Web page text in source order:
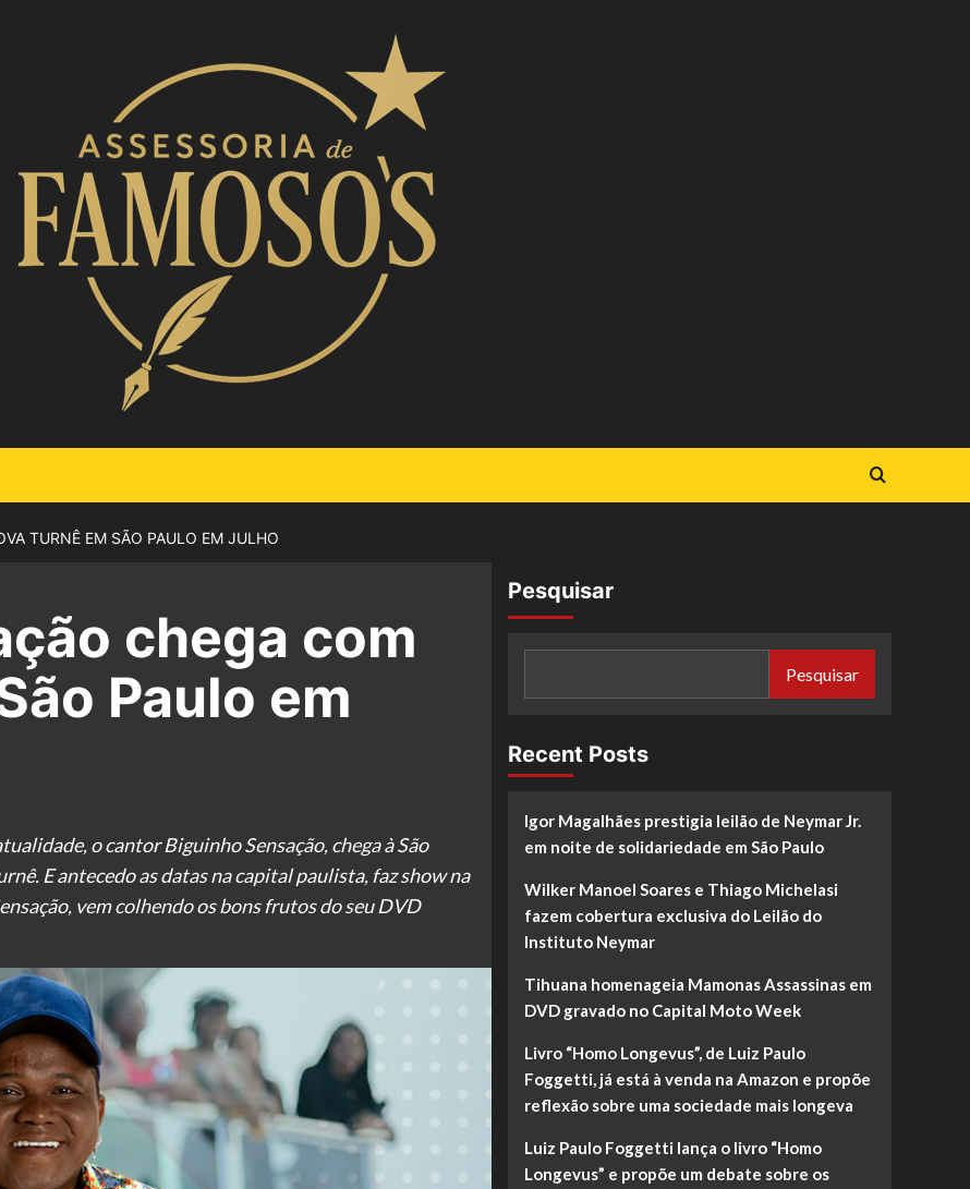
TURNÊ EM SÃO PAULO EM JULHO
chega com
Paulo em
o cantor Biguinho Sensação, chega à São
E antecedo as datas na capital paulista, faz show na
vem colhendo os bons frutos do seu DVD
Pesquisar
Pesquisar
Recent Posts
Igor Magalhães prestigia leilão de Neymar Jr.
em noite de solidariedade em São Paulo
Wilker Manoel Soares e Thiago Michelasi
fazem cobertura exclusiva do Leilão do
Instituto Neymar
Tihuana homenageia Mamonas Assassinas em
DVD gravado no Capital Moto Week
Livro “Homo Longevus”, de Luiz Paulo
Foggetti, já está à venda na Amazon e propõe
reflexão sobre uma sociedade mais longeva
Luiz Paulo Foggetti lança o livro “Homo
Longevus” e propõe um debate sobre os